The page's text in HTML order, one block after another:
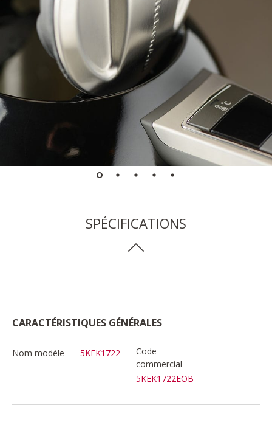
SPÉCIFICATIONS
CARACTÉRISTIQUES GÉNÉRALES
Nom modèle 5KEK1722
Code
commercial
5KEK1722EOB